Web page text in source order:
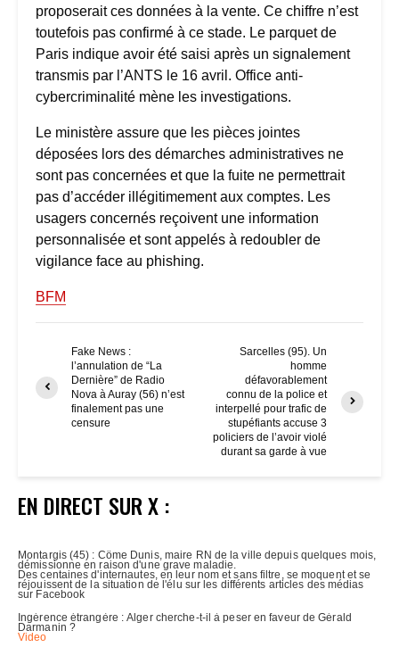
proposerait ces données à la vente. Ce chiffre n’est
toutefois pas confirmé à ce stade. Le parquet de
Paris indique avoir été saisi après un signalement
transmis par l’ANTS le 16 avril. Office anti-
cybercriminalité mène les investigations.
Le ministère assure que les pièces jointes
déposées lors des démarches administratives ne
sont pas concernées et que la fuite ne permettrait
pas d’accéder illégitimement aux comptes. Les
usagers concernés reçoivent une information
personnalisée et sont appelés à redoubler de
vigilance face au phishing.
BFM
Fake News :
l’annulation de “La
Dernière” de Radio
Nova à Auray (56) n’est
finalement pas une
censure
Sarcelles (95). Un
homme
défavorablement
connu de la police et
interpellé pour trafic de
stupéfiants accuse 3
policiers de l’avoir violé
durant sa garde à vue
EN DIRECT SUR X :